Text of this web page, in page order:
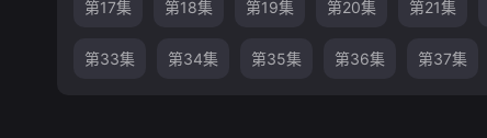
第17集 第18集 第19集 第20集 第21集
第33集 第34集 第35集 第36集 第37集